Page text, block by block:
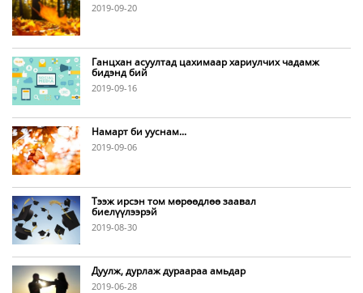
2019-09-20
Ганцхан асуултад цахимаар хариулчих чадамж
бидэнд бий
2019-09-16
Намарт би ууснам...
2019-09-06
Тээж ирсэн том мөрөөдлөө заавал
биелүүлээрэй
2019-08-30
Дуулж, дурлаж дураараа амьдар
2019-06-28